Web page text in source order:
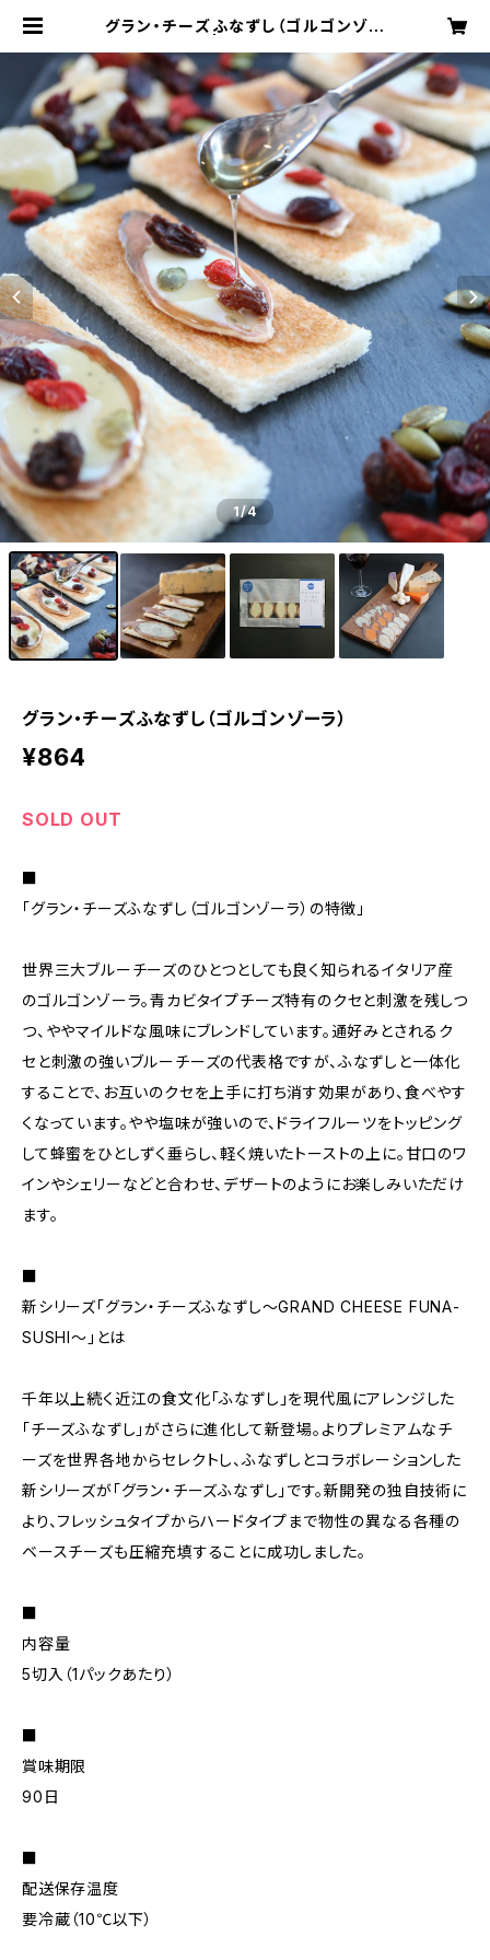
グラン・チーズふなずし（ゴルゴンゾー
1/4
グラン・チーズふなずし（ゴルゴンゾーラ）
¥864
SOLD OUT
■
「グラン・チーズふなずし（ゴルゴンゾーラ）の特徴」
世界三大ブルーチーズのひとつとしても良く知られるイタリア産
のゴルゴンゾーラ。青カビタイプチーズ特有のクセと刺激を残しつ
つ、ややマイルドな風味にブレンドしています。通好みとされるク
セと刺激の強いブルーチーズの代表格ですが、ふなずしと一体化
することで、お互いのクセを上手に打ち消す効果があり、食べやす
くなっています。やや塩味が強いので、ドライフルーツをトッピング
して蜂蜜をひとしずく垂らし、軽く焼いたトーストの上に。甘口のワ
インやシェリーなどと合わせ、デザートのようにお楽しみいただけ
ます。
■
新シリーズ「グラン・チーズふなずし～GRAND CHEESE FUNA-
SUSHI～」とは
千年以上続く近江の食文化「ふなずし」を現代風にアレンジした
「チーズふなずし」がさらに進化して新登場。よりプレミアムなチ
ーズを世界各地からセレクトし、ふなずしとコラボレーションした
新シリーズが「グラン・チーズふなずし」です。新開発の独自技術に
より、フレッシュタイプからハードタイプまで物性の異なる各種の
ベースチーズも圧縮充填することに成功しました。
■
内容量
5切入（1パックあたり）
■
賞味期限
90日
■
配送保存温度
要冷蔵（10℃以下）